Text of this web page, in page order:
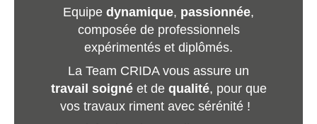
Equipe dynamique, passionnée,
composée de professionnels
expérimentés et diplômés.
La Team CRIDA vous assure un
travail soigné et de qualité, pour que
vos travaux riment avec sérénité !